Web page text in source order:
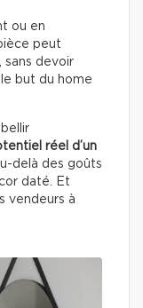
ou en
peut
sans devoir
but du home
réel d’un
delà des goûts
daté. Et
vendeurs à